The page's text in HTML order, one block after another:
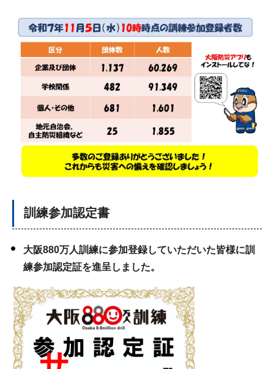
訓練参加認定書
大阪880万人訓練に参加登録していただいた皆様に訓
練参加認定証を進呈しました。